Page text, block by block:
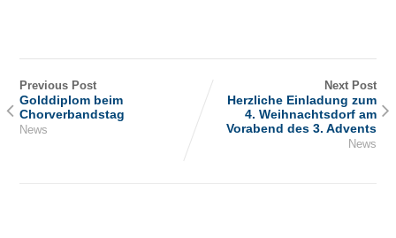
Previous Post
Golddiplom beim
Chorverbandstag
News
Next Post
Herzliche Einladung zum
4. Weihnachtsdorf am
Vorabend des 3. Advents
News